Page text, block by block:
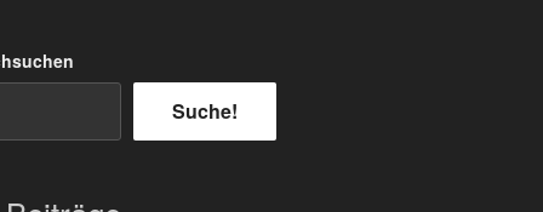
Suche!